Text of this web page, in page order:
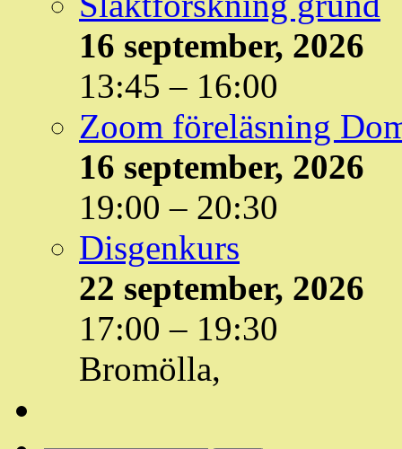
16 september, 2026
13:45 – 16:00
Zoom föreläsning
16 september, 2026
19:00 – 20:30
Disgenkurs
22 september, 2026
17:00 – 19:30
Bromölla,